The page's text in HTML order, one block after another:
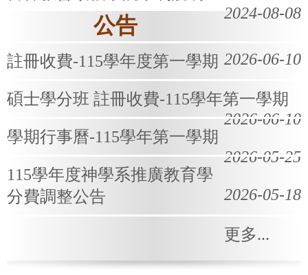
2024-08-08
公告
註冊收費-115學年度第一學期 2026-06-10
碩士學分班 註冊收費-115學年第一學期
2026-06-10
學期行事曆-115學年第一學期
2026-05-25
115學年度神學系推廣教育學
分費調整公告
2026-05-18
更多...